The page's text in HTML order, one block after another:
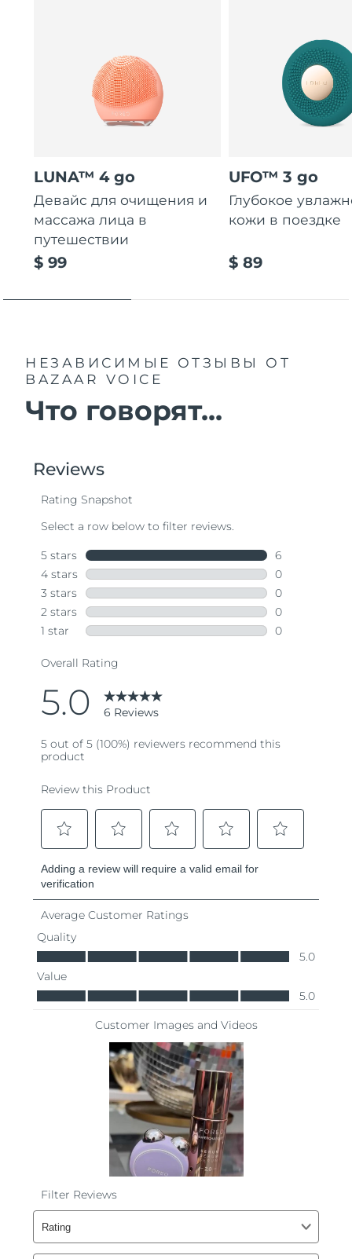
LUNA™ 4 go
Девайс для очищения и
массажа лица в
путешествии
$ 99
UFO™ 3 go
Глубокое
кожи в поездке
$ 89
НЕЗАВИСИМЫЕ ОТЗЫВЫ
ОТ
BAZAAR VOICE
Что говорят...